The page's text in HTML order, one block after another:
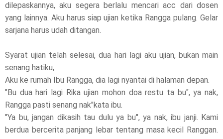
dilepaskannya, aku segera berlalu mencari acc dari dosen
yang lainnya. Aku harus siap ujian ketika Rangga pulang. Gelar
sarjana harus udah ditangan.
Syarat ujian telah selesai, dua hari lagi aku ujian, bukan main
senang hatiku,
Aku ke rumah Ibu Rangga, dia lagi nyantai di halaman depan.
"Bu dua hari lagi Rika ujian mohon doa restu ta bu", ya nak,
Rangga pasti senang nak"kata ibu.
"Ya bu, jangan dikasih tau dulu ya bu", ya nak, ibu janji. Kami
berdua bercerita panjang lebar tentang masa kecil Ranggan.